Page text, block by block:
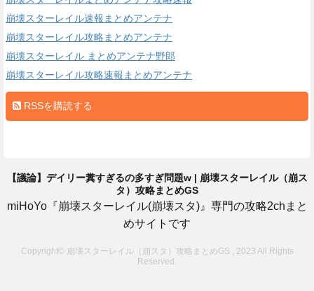
崩壊スターレイル速報まとめアンテナ
崩壊スターレイル攻略まとめアンテナ
崩壊スターレイル まとめアンテナ野郎
崩壊スターレイル攻略速報まとめアンテナ
RSSを購読する
【議論】デイリー糞すぎるの多すぎ問題w | 崩壊スターレイル（崩ス
タ）攻略まとめGS
miHoYo『崩壊スターレイル(崩壊スタ)』専門の攻略2chまと
めサイトです
Copyright© 崩壊スターレイル（崩スタ）攻略まとめGS , 2023 All Rights
Reserved.